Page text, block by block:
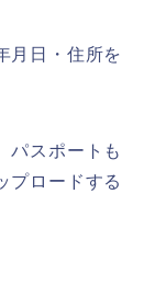
月日・住所を
パスポートも
プロードする